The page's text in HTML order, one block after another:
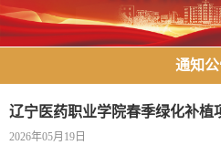
通知
辽宁医药职业学院春季绿化补植
2026年05月19日